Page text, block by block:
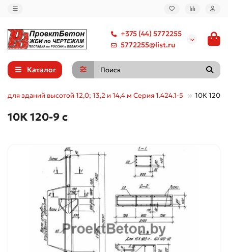
+375 (44) 5772255
5772255@list.ru
Каталог
для зданий высотой 12,0; 13,2 и 14,4 м Серия 1.424.1-5 10К 120-9
10К 120-9 с